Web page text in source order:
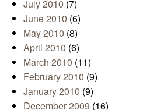
July 2010 (7)
June 2010 (6)
May 2010 (8)
April 2010 (6)
March 2010 (11)
February 2010 (9)
January 2010 (9)
December 2009 (16)